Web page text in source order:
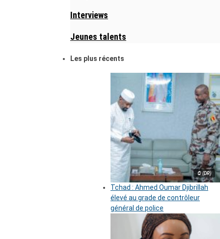
Interviews
Jeunes talents
Les plus récents
© (DR)
Tchad : Ahmed Oumar Djibrillah
élevé au grade de contrôleur
général de police